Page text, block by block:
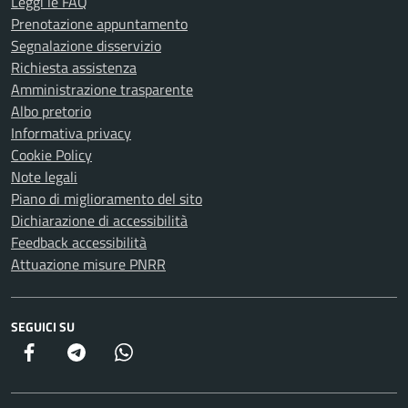
Prenotazione appuntamento
Segnalazione disservizio
Richiesta assistenza
Amministrazione trasparente
Albo pretorio
Informativa privacy
Cookie Policy
Note legali
Piano di miglioramento del sito
Dichiarazione di accessibilità
Feedback accessibilità
Attuazione misure PNRR
SEGUICI SU
Facebook Telegram